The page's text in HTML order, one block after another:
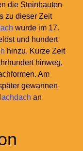
die Steinbauten
zu dieser Zeit
wurde im 17.
und hundert
hinzu. Kurze Zeit
hinweg,
Am
gewannen
an